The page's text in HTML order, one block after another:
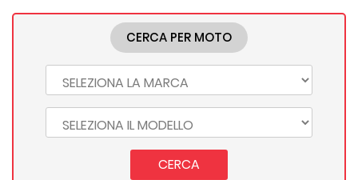
CERCA PER MOTO
CERCA